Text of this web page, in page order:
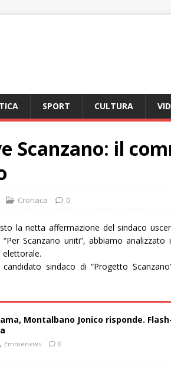
SPORT CULTURA
Scanzano: il
Cronaca 0
la netta affermazione del sindaco
Scanzano uniti”, abbiamo
elettorale.
sindaco di “Progetto
Montalbano Jonico risponde.
Emmenews 0